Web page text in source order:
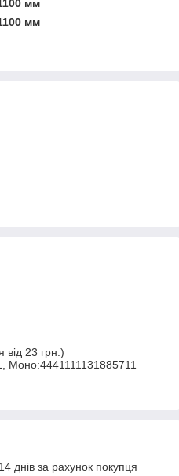
мм
мм
від 23 грн.)
Моно:4441111131885711
днів за рахунок покупця